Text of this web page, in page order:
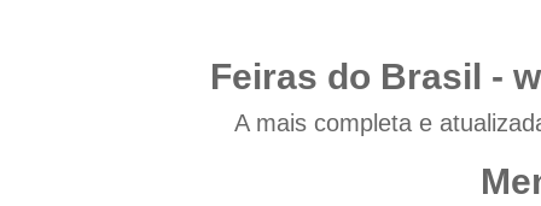
Feiras do Brasil -
A mais completa e